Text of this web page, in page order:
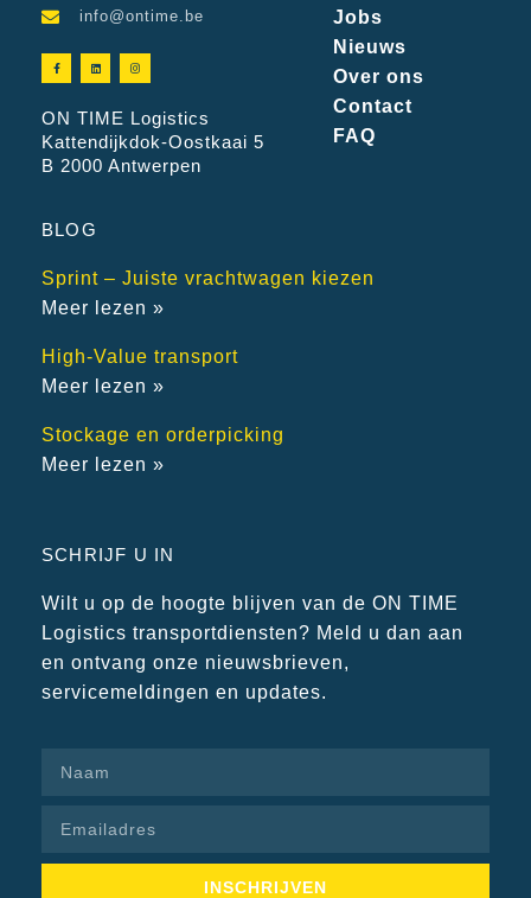
info@ontime.be
ON TIME Logistics
Kattendijkdok-Oostkaai 5
B 2000 Antwerpen
Jobs
Nieuws
Over ons
Contact
FAQ
BLOG
Sprint – Juiste vrachtwagen kiezen
Meer lezen »
High-Value transport
Meer lezen »
Stockage en orderpicking
Meer lezen »
SCHRIJF U IN
Wilt u op de hoogte blijven van de ON TIME
Logistics transportdiensten? Meld u dan aan
en ontvang onze nieuwsbrieven,
servicemeldingen en updates.
INSCHRIJVEN